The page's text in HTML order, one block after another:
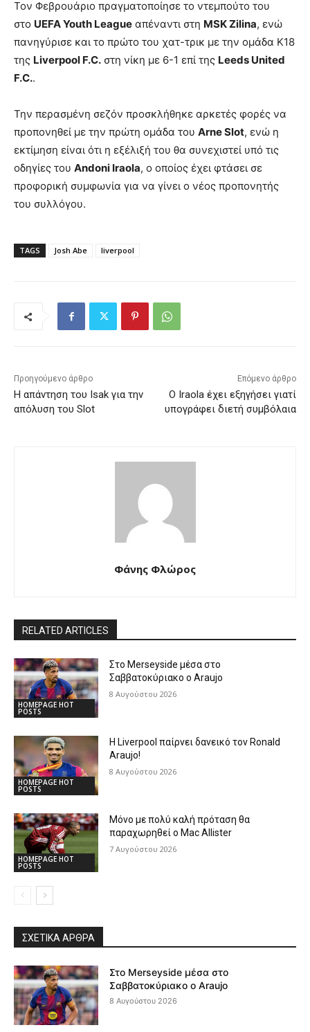
Τον Φεβρουάριο πραγματοποίησε το ντεμπούτο του
στο UEFA Youth League απέναντι στη MSK Zilina, ενώ
πανηγύρισε και το πρώτο του χατ-τρικ με την ομάδα Κ18
της Liverpool F.C. στη νίκη με 6-1 επί της Leeds United
F.C..
Την περασμένη σεζόν προσκλήθηκε αρκετές φορές να
προπονηθεί με την πρώτη ομάδα του Arne Slot, ενώ η
εκτίμηση είναι ότι η εξέλιξή του θα συνεχιστεί υπό τις
οδηγίες του Andoni Iraola, ο οποίος έχει φτάσει σε
προφορική συμφωνία για να γίνει ο νέος προπονητής
του συλλόγου.
TAGS Josh Abe liverpool
Προηγούμενο άρθρο
Η απάντηση του Isak για την
απόλυση του Slot
Επόμενο άρθρο
Ο Iraola έχει εξηγήσει γιατί
υπογράφει διετή συμβόλαια
Φάνης Φλώρος
RELATED ARTICLES
HOMEPAGE HOT
POSTS
Στο Merseyside μέσα στο
Σαββατοκύριακο ο Araujo
8 Αυγούστου 2026
HOMEPAGE HOT
POSTS
Η Liverpool παίρνει δανεικό τον Ronald
Araujo!
8 Αυγούστου 2026
HOMEPAGE HOT
POSTS
Μόνο με πολύ καλή πρόταση θα
παραχωρηθεί ο Mac Allister
7 Αυγούστου 2026
ΣΧΕΤΙΚΆ ΆΡΘΡΑ
Στο Merseyside μέσα στο
Σαββατοκύριακο ο Araujo
8 Αυγούστου 2026